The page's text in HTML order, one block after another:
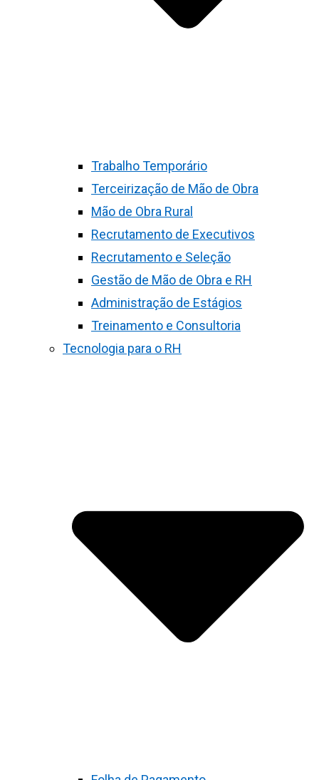
Trabalho Temporário
Terceirização de Mão de Obra
Mão de Obra Rural
Recrutamento de Executivos
Recrutamento e Seleção
Gestão de Mão de Obra e RH
Administração de Estágios
Treinamento e Consultoria
Tecnologia para o RH